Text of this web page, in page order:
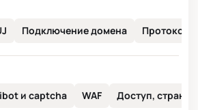
Подключение домена Протокол
и captcha WAF Доступ, страны